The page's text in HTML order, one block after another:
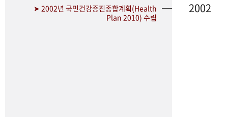
➤ 2002년 국민건강증진종합계획(Health
Plan 2010) 수립
2002